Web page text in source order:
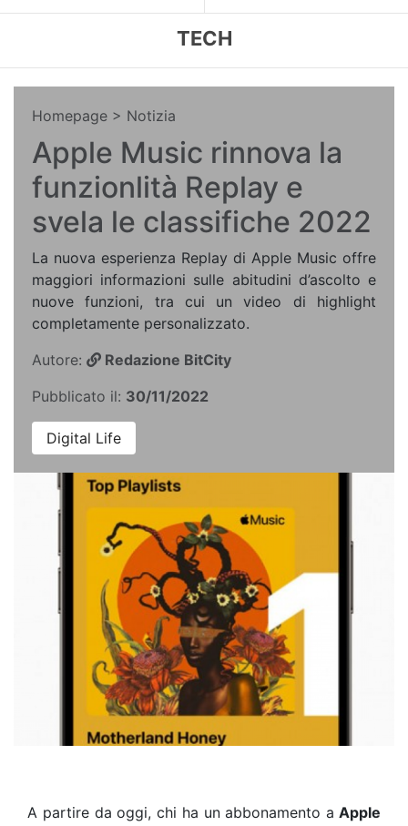
TECH
Homepage > Notizia
Apple Music rinnova la
funzionlità Replay e
svela le classifiche 2022
La nuova esperienza Replay di Apple Music offre
maggiori informazioni sulle abitudini d’ascolto e
nuove funzioni, tra cui un video di highlight
completamente personalizzato.
Autore:
Redazione BitCity
Pubblicato il: 30/11/2022
Digital Life
A partire da oggi, chi ha un abbonamento a Apple